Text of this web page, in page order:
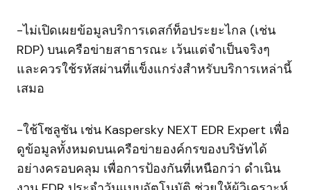
-ไม่เปิดเผยข้อมูลบริการเดสก์ท็อประยะไกล (เช่น
RDP) บนเครือข่ายสาธารณะ เว้นแต่จำเป็นจริงๆ
และควรใช้รหัสผ่านที่แข็งแกร่งสำหรับบริการเหล่านี้
เสมอ
-ใช้โซลูชัน เช่น Kaspersky NEXT EDR Expert เพื่อ
ดูข้อมูลทั้งหมดบนเครือข่ายองค์กรของบริษัทได้
อย่างครอบคลุม เพื่อการป้องกันที่เหนือกว่า ดำเนิน